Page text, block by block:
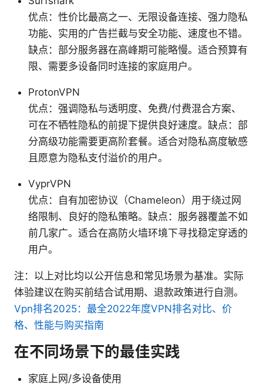
优点：性价比最高之一、无限设备连接、强力隐私
功能、实用的广告拦截与安全功能、速度也不错。
缺点：部分服务器在高峰期可能略慢。适合预算有
限、需要多设备同时连接的家庭用户。
ProtonVPN
优点：强调隐私与透明度、免费/付费混合方案、
可在不牺牲隐私的前提下提供良好速度。缺点：部
分高级功能需要更高阶套餐。适合对隐私高度敏感
且愿意为隐私支付溢价的用户。
VyprVPN
优点：自有加密协议（Chameleon）用于绕过网
络限制、良好的隐私策略。缺点：服务器覆盖不如
前几家广。适合在高防火墙环境下寻找稳定穿透的
用户。
注：以上对比均以公开信息和常见场景为基准。实际
体验建议在购买前结合试用期、退款政策进行自测。
Vpn排名2025：最全2022年度VPN排名对比、价
格、性能与购买指南
在不同场景下的最佳实践
家庭上网/多设备使用